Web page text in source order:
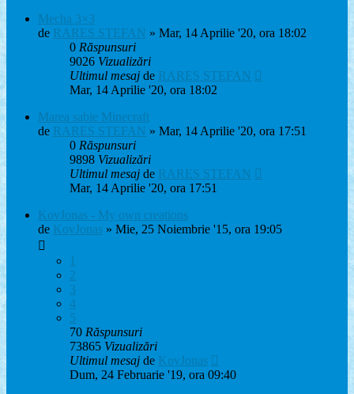
Mecha 3×3
de RARES STEFAN » Mar, 14 Aprilie '20, ora 18:02
0 Răspunsuri
9026 Vizualizări
Ultimul mesaj de RARES STEFAN
Mar, 14 Aprilie '20, ora 18:02
Marea sabie Minecraft
de RARES STEFAN » Mar, 14 Aprilie '20, ora 17:51
0 Răspunsuri
9898 Vizualizări
Ultimul mesaj de RARES STEFAN
Mar, 14 Aprilie '20, ora 17:51
KovJonas - My own creations
de KovJonas » Mie, 25 Noiembrie '15, ora 19:05
1
2
3
4
5
70 Răspunsuri
73865 Vizualizări
Ultimul mesaj de KovJonas
Dum, 24 Februarie '19, ora 09:40